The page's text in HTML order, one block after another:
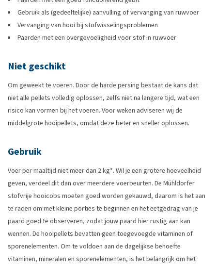
Gebruik als (gedeeltelijke) aanvulling of vervanging van ruwvoer
Vervanging van hooi bij stofwisselingsproblemen
Paarden met een overgevoeligheid voor stof in ruwvoer
Niet geschikt
Om geweekt te voeren. Door de harde persing bestaat de kans dat
niet alle pellets volledig oplossen, zelfs niet na langere tijd, wat een
risico kan vormen bij het voeren. Voor weken adviseren wij de
middelgrote hooipellets, omdat deze beter en sneller oplossen.
Gebruik
Voer per maaltijd niet meer dan 2 kg*. Wil je een grotere hoeveelheid
geven, verdeel dit dan over meerdere voerbeurten. De Mühldorfer
stofvrije hooicobs moeten goed worden gekauwd, daarom is het aan
te raden om met kleine porties te beginnen en het eetgedrag van je
paard goed te observeren, zodat jouw paard hier rustig aan kan
wennen. De hooipellets bevatten geen toegevoegde vitaminen of
sporenelementen. Om te voldoen aan de dagelijkse behoefte
vitaminen, mineralen en sporenelementen, is het belangrijk om het